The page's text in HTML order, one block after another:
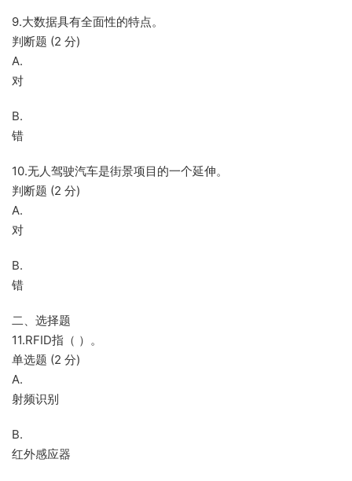
9.大数据具有全面性的特点。
判断题 (2 分)
A.
对
B.
错
10.无人驾驶汽车是街景项目的一个延伸。
判断题 (2 分)
A.
对
B.
错
二、选择题
11.RFID指（ ）。
单选题 (2 分)
A.
射频识别
B.
红外感应器